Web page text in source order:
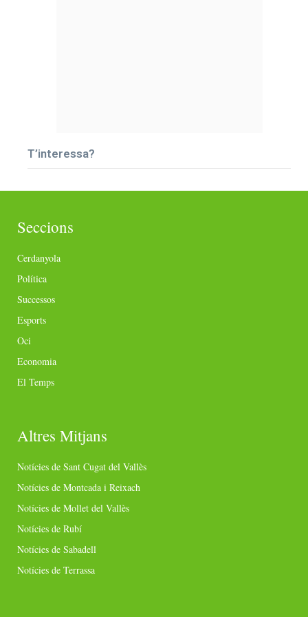
T’interessa?
Seccions
Cerdanyola
Política
Successos
Esports
Oci
Economia
El Temps
Altres Mitjans
Notícies de Sant Cugat del Vallès
Notícies de Montcada i Reixach
Notícies de Mollet del Vallès
Notícies de Rubí
Notícies de Sabadell
Notícies de Terrassa